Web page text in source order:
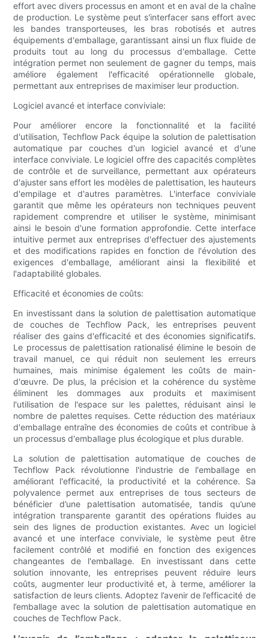
effort avec divers processus en amont et en aval de la chaîne
de production. Le système peut s'interfacer sans effort avec
les bandes transporteuses, les bras robotisés et autres
équipements d'emballage, garantissant ainsi un flux fluide de
produits tout au long du processus d'emballage. Cette
intégration permet non seulement de gagner du temps, mais
améliore également l'efficacité opérationnelle globale,
permettant aux entreprises de maximiser leur production.
Logiciel avancé et interface conviviale:
Pour améliorer encore la fonctionnalité et la facilité
d'utilisation, Techflow Pack équipe la solution de palettisation
automatique par couches d'un logiciel avancé et d'une
interface conviviale. Le logiciel offre des capacités complètes
de contrôle et de surveillance, permettant aux opérateurs
d'ajuster sans effort les modèles de palettisation, les hauteurs
d'empilage et d'autres paramètres. L'interface conviviale
garantit que même les opérateurs non techniques peuvent
rapidement comprendre et utiliser le système, minimisant
ainsi le besoin d'une formation approfondie. Cette interface
intuitive permet aux entreprises d'effectuer des ajustements
et des modifications rapides en fonction de l'évolution des
exigences d'emballage, améliorant ainsi la flexibilité et
l'adaptabilité globales.
Efficacité et économies de coûts:
En investissant dans la solution de palettisation automatique
de couches de Techflow Pack, les entreprises peuvent
réaliser des gains d'efficacité et des économies significatifs.
Le processus de palettisation rationalisé élimine le besoin de
travail manuel, ce qui réduit non seulement les erreurs
humaines, mais minimise également les coûts de main-
d'œuvre. De plus, la précision et la cohérence du système
éliminent les dommages aux produits et maximisent
l'utilisation de l'espace sur les palettes, réduisant ainsi le
nombre de palettes requises. Cette réduction des matériaux
d'emballage entraîne des économies de coûts et contribue à
un processus d'emballage plus écologique et plus durable.
La solution de palettisation automatique de couches de
Techflow Pack révolutionne l'industrie de l'emballage en
améliorant l'efficacité, la productivité et la cohérence. Sa
polyvalence permet aux entreprises de tous secteurs de
bénéficier d’une palettisation automatisée, tandis qu’une
intégration transparente garantit des opérations fluides au
sein des lignes de production existantes. Avec un logiciel
avancé et une interface conviviale, le système peut être
facilement contrôlé et modifié en fonction des exigences
changeantes de l'emballage. En investissant dans cette
solution innovante, les entreprises peuvent réduire leurs
coûts, augmenter leur productivité et, à terme, améliorer la
satisfaction de leurs clients. Adoptez l’avenir de l’efficacité de
l’emballage avec la solution de palettisation automatique en
couches de Techflow Pack.